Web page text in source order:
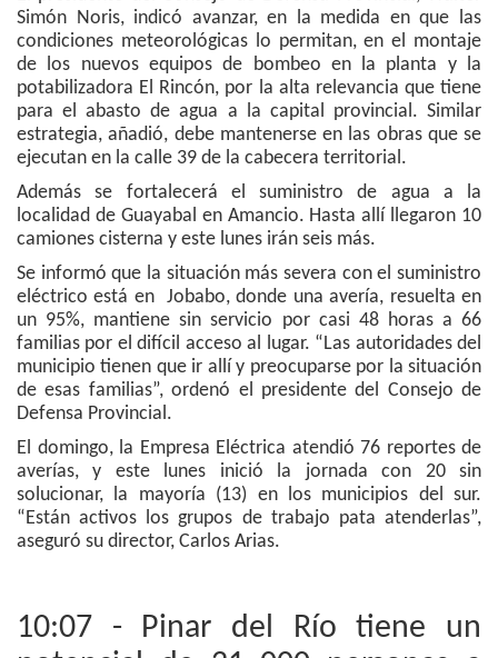
Simón Noris, indicó avanzar, en la medida en que las
condiciones meteorológicas lo permitan, en el montaje
de los nuevos equipos de bombeo en la planta y la
potabilizadora El Rincón, por la alta relevancia que tiene
para el abasto de agua a la capital provincial. Similar
estrategia, añadió, debe mantenerse en las obras que se
ejecutan en la calle 39 de la cabecera territorial.
Además se fortalecerá el suministro de agua a la
localidad de Guayabal en Amancio. Hasta allí llegaron 10
camiones cisterna y este lunes irán seis más.
Se informó que la situación más severa con el suministro
eléctrico está en Jobabo, donde una avería, resuelta en
un 95%, mantiene sin servicio por casi 48 horas a 66
familias por el difícil acceso al lugar. “Las autoridades del
municipio tienen que ir allí y preocuparse por la situación
de esas familias”, ordenó el presidente del Consejo de
Defensa Provincial.
El domingo, la Empresa Eléctrica atendió 76 reportes de
averías, y este lunes inició la jornada con 20 sin
solucionar, la mayoría (13) en los municipios del sur.
“Están activos los grupos de trabajo pata atenderlas”,
aseguró su director, Carlos Arias.
10:07 - Pinar del Río tiene un